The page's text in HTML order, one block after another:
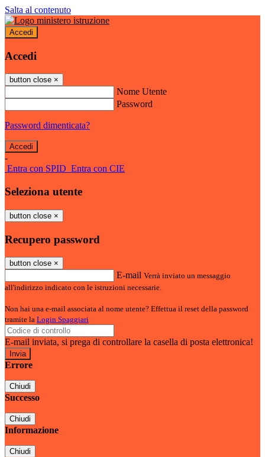
Salta al contenuto
Accedi
Accedi
button close ×
Nome Utente
Password
Password dimenticata?
-
Entra con SPID Entra con CIE
Seleziona utente
button close ×
Recupero password
button close ×
E-mail Verrà inviato un messaggio
all'indirizzo indicato con le istruzioni necessarie.
Non hai una e-mail associata al nome utente? Effettua il reset della password
tramite la Login Spaggiari
E-mail inviata, si prega di controllare la casella di posta elettronica!
Errore
Chiudi
Successo
Chiudi
Informazione
Chiudi